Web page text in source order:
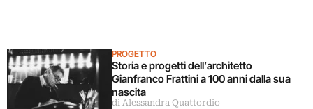
PROGETTO
Storia e progetti dell’architetto
Gianfranco Frattini a 100 anni dalla sua
nascita
di Alessandra Quattordio